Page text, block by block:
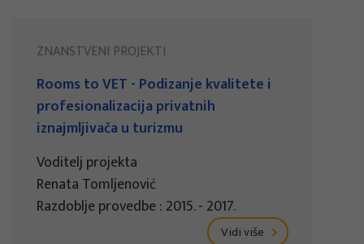
ZNANSTVENI PROJEKTI
Rooms to VET - Podizanje kvalitete i
profesionalizacija privatnih
iznajmljivača u turizmu
Voditelj projekta
Renata Tomljenović
Razdoblje provedbe : 2015. - 2017.
Vidi više